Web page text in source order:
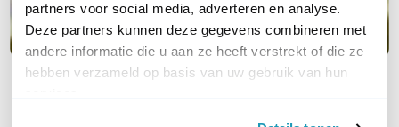
partners voor social media, adverteren en analyse.
Deze partners kunnen deze gegevens combineren met
andere informatie die u aan ze heeft verstrekt of die ze
hebben verzameld op basis van uw gebruik van hun